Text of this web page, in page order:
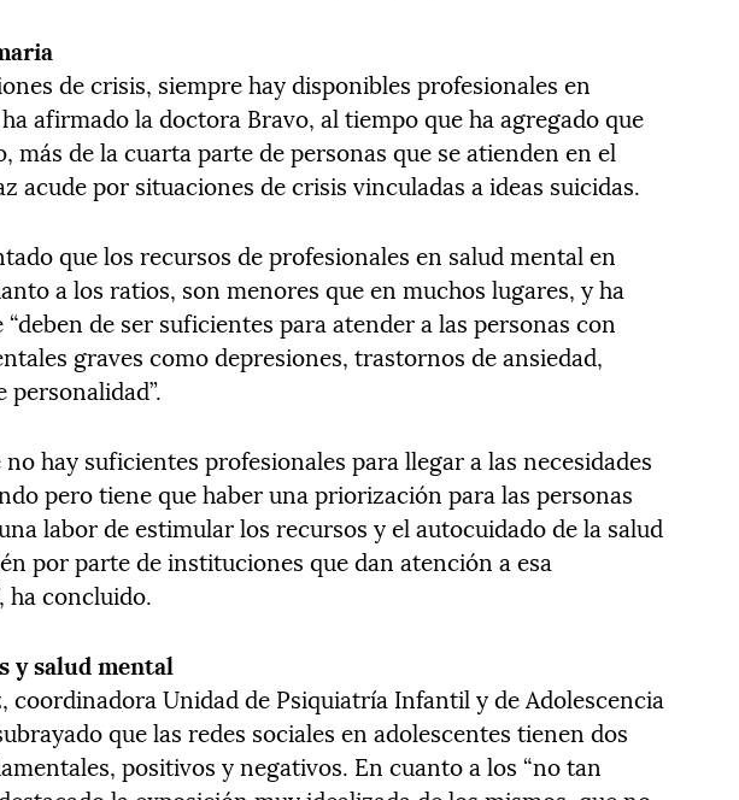
de crisis, siempre hay disponibles profesionales en
afirmado la doctora Bravo, al tiempo que ha agregado que
más de la cuarta parte de personas que se atienden en el
acude por situaciones de crisis vinculadas a ideas suicidas.
que los recursos de profesionales en salud mental en
a los ratios, son menores que en muchos lugares, y ha
de ser suficientes para atender a las personas con
graves como depresiones, trastornos de ansiedad,
personalidad”.
hay suficientes profesionales para llegar a las necesidades
pero tiene que haber una priorización para las personas
labor de estimular los recursos y el autocuidado de la salud
por parte de instituciones que dan atención a esa
ha concluido.
y salud mental
coordinadora Unidad de Psiquiatría Infantil y de Adolescencia
que las redes sociales en adolescentes tienen dos
positivos y negativos. En cuanto a los “no tan